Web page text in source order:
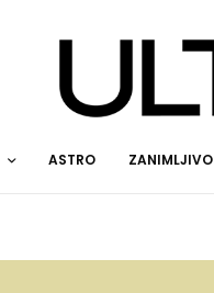
ASTRO ZANIMLJIVO